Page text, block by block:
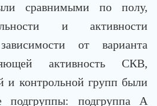
сравнимыми по полу,
и активности
от варианта
активность СКВ,
и контрольной групп были
подгруппы: подгруппа А